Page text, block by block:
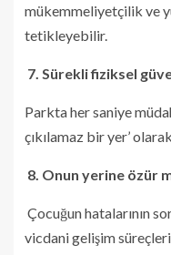
mükemmeliyetçilik ve
tetikleyebilir.
7. Sürekli fiziksel
Parkta her saniye
çıkılamaz bir yer’
8. Onun yerine özür
Çocuğun hatalarının
vicdani gelişim